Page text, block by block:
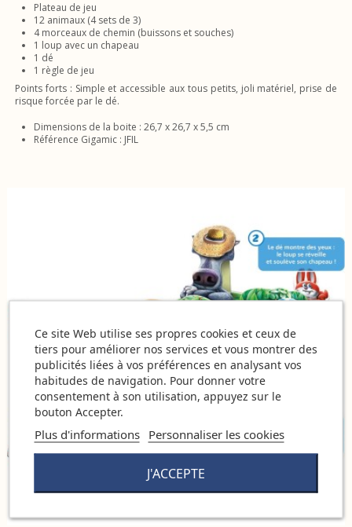
Plateau de jeu
12 animaux (4 sets de 3)
4 morceaux de chemin (buissons et souches)
1 loup avec un chapeau
1 dé
1 règle de jeu
Points forts : Simple et accessible aux tous petits, joli matériel, prise de
risque forcée par le dé.
Dimensions de la boite : 26,7 x 26,7 x 5,5 cm
Référence Gigamic : JFIL
Ce site Web utilise ses propres cookies et ceux de
tiers pour améliorer nos services et vous montrer des
publicités liées à vos préférences en analysant vos
habitudes de navigation. Pour donner votre
consentement à son utilisation, appuyez sur le
bouton Accepter.
Plus d'informations Personnaliser les cookies
J'ACCEPTE